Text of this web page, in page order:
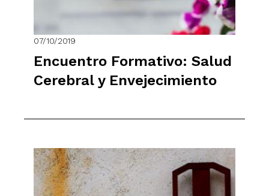
07/10/2019
Encuentro Formativo: Salud
Cerebral y Envejecimiento